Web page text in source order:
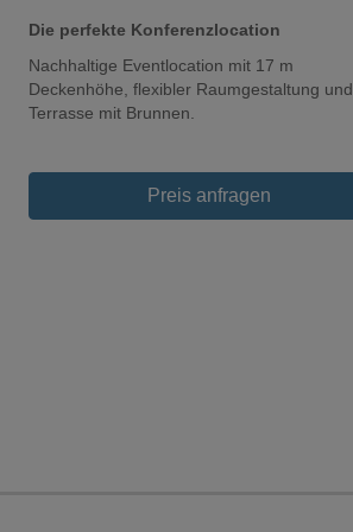
Die perfekte Konferenzlocation
Nachhaltige Eventlocation mit 17 m
Deckenhöhe, flexibler Raumgestaltung und
Terrasse mit Brunnen.
Preis anfragen